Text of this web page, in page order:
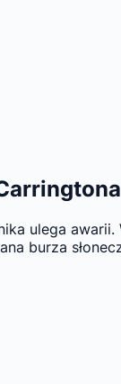
ulega awarii.
burza